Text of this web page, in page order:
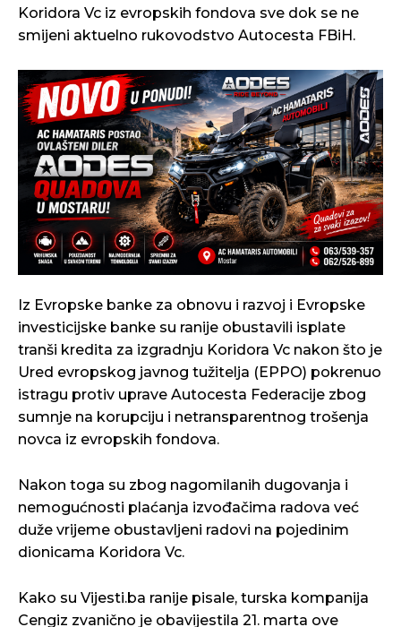
Koridora Vc iz evropskih fondova sve dok se ne
smijeni aktuelno rukovodstvo Autocesta FBiH.
Iz Evropske banke za obnovu i razvoj i Evropske
investicijske banke su ranije obustavili isplate
tranši kredita za izgradnju Koridora Vc nakon što je
Ured evropskog javnog tužitelja (EPPO) pokrenuo
istragu protiv uprave Autocesta Federacije zbog
sumnje na korupciju i netransparentnog trošenja
novca iz evropskih fondova.
Nakon toga su zbog nagomilanih dugovanja i
nemogućnosti plaćanja izvođačima radova već
duže vrijeme obustavljeni radovi na pojedinim
dionicama Koridora Vc.
Kako su Vijesti.ba ranije pisale, turska kompanija
Cengiz zvanično je obavijestila 21. marta ove